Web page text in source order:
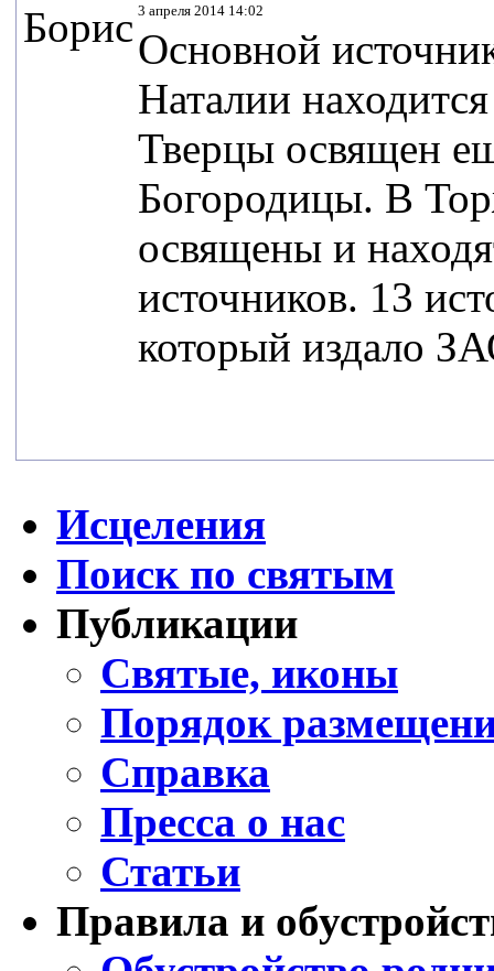
Борис 3 апреля 2014 14:02
Основной
Наталии
Тверцы освящен
Богородицы. В
освящены и
источников. 13
который издало
Исцеления
Поиск по святым
Публикации
Святые, иконы
Порядок
Справка
Пресса о нас
Статьи
Правила и